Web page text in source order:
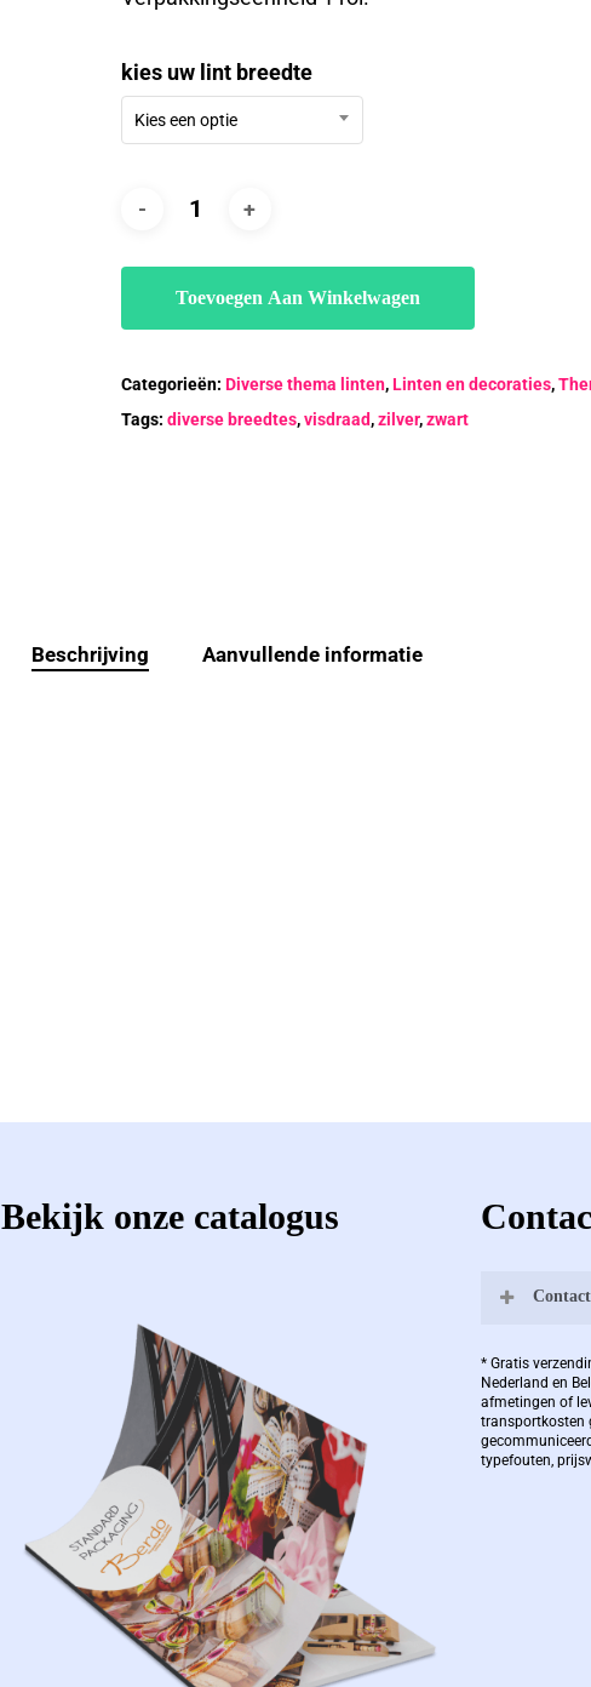
kies uw lint breedte
Kies een optie
Toevoegen Aan Winkelwagen
Categorieën: Diverse thema linten,Linten en decoraties,
Tags: diverse breedtes,visdraad,zilver,zwart
Beschrijving Aanvullende informatie
Bekijk onze catalogus
Bernard
* Gratis
Nederland en
afmetingen of
transportkosten
typefouten,